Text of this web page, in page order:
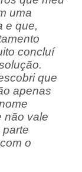
uma
e que,
concluí
que
apenas
não vale
parte
o